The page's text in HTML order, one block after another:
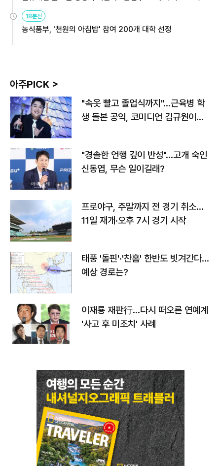
18분전
농식품부, '천원의 아침밥' 참여 200개 대학 선정
아주PICK >
"속옷 빨고 졸업식까지"…근육병 학
생 돌본 공익, 코미디언 김규원이었
"경솔한 언행 깊이 반성"…고개 숙인
신동엽, 무슨 일이길래?
프로야구, 주말까지 전 경기 취소…
11일 재개·오후 7시 경기 시작
태풍 '돌핀'·'찬홈' 한반도 빗겨간다…
예상 경로는?
이재룡 재판行…다시 떠오른 연예계
'사고 후 미조치' 사례